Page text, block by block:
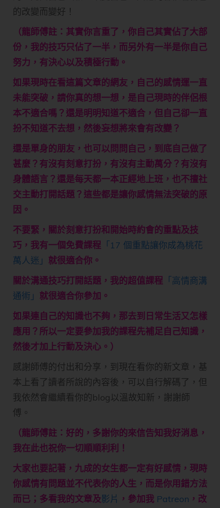
的改變而變好！
（龍師傅註：其實你言重了，你自己其實佔了大部
份，我的技巧只佔了一半，而另外有一半是你自己
努力，有決心以及積極行動。
如果現時在看這篇文章的網友，自己的感情運一直
未能突破，請你真的想一想，是自己現時的伴侶根
本不適合嗎？還是明明知道不適合，但自己卻一直
扮不知道不去想，然後妄想將來會有改變？
還是單身的朋友，也可以問問自己，到底自己做了
甚麼？有沒有刻意打扮，有沒有主動萬分？有沒有
身體語言？還是每天都一本正經地上班，也不擅社
交主動打開話題？這些都是讓你感情無法突破的原
因。
不要緊，關於刻意打扮和開始時約會的重點及技
巧，我有一個免費課程 「17 個重點讓你成為桃花
萬人迷」 就很適合你。
關於溝通技巧打開話題，我的超值課程 「高情商溝
通術」 就很適合你參加。
如果連自己的知識也不夠，那去到日常生活又怎樣
應用？所以一定要參加我的課程先補足自己知識，
然後才加上行動及決心。）
感謝師傅的付出和分享，到現在看你的新文章，基
本上看了讀者所說的內容後，可以自行解碼了，但
我依然會繼續看你的blog以溫故知新，謝謝師
傅。
（龍師傅註：好的，多謝你的來信告知我好消息，
我在此也祝你一切順順利利！
大家也要記著，九成的女生都一定有好感情，現時
你感情有問題並不代表你的人生，而是你用錯方法
而已；多看我的文章及影片 ，參加我 Patreon ，改